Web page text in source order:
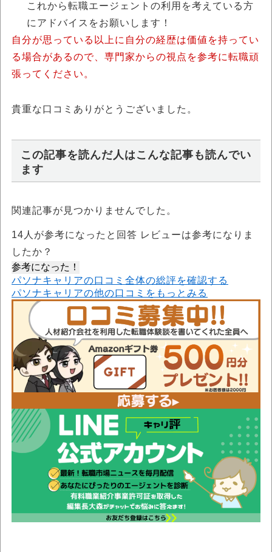
これから転職エージェントの利用を考えている方
にアドバイスをお願いします！
自分が思っている以上に自分の経歴は価値を持ってい
る場合があるので、専門家からの視点を参考に転職頑
張ってください。
貴重な口コミありがとうございました。
この記事を読んだ人はこんな記事も読んでい
ます
関連記事が見つかりませんでした。
14 人が参考になったと回答 レビューは参考になりま
したか？
参考になった！
パソナキャリアの口コミ全体の総評を確認する
パソナキャリアの他の口コミをもっとみる